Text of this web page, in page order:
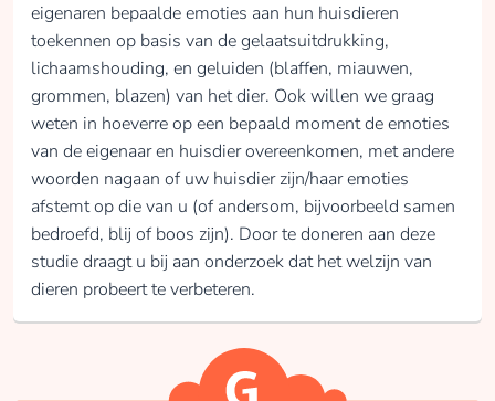
eigenaren bepaalde emoties aan hun huisdieren
toekennen op basis van de gelaatsuitdrukking,
lichaamshouding, en geluiden (blaffen, miauwen,
grommen, blazen) van het dier. Ook willen we graag
weten in hoeverre op een bepaald moment de emoties
van de eigenaar en huisdier overeenkomen, met andere
woorden nagaan of uw huisdier zijn/haar emoties
afstemt op die van u (of andersom, bijvoorbeeld samen
bedroefd, blij of boos zijn). Door te doneren aan deze
studie draagt u bij aan onderzoek dat het welzijn van
dieren probeert te verbeteren.